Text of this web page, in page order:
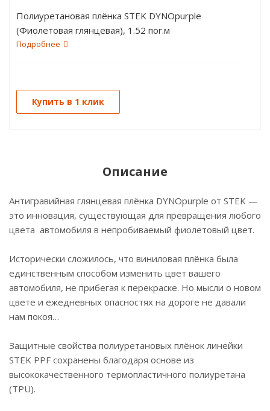
Полиуретановая плёнка STEK DYNOpurple
(Фиолетовая глянцевая), 1.52 пог.м
Подробнее
Купить в 1 клик
Описание
Антигравийная глянцевая плёнка DYNOpurple от STEK —
это инновация, существующая для превращения любого
цвета автомобиля в непробиваемый фиолетовый цвет.
Исторически сложилось, что виниловая плёнка была
единственным способом изменить цвет вашего
автомобиля, не прибегая к перекраске. Но мысли о новом
цвете и ежедневных опасностях на дороге не давали
нам покоя…
Защитные свойства полиуретановых плёнок линейки
STEK PPF сохранены благодаря основе из
высококачественного термопластичного полиуретана
(TPU).